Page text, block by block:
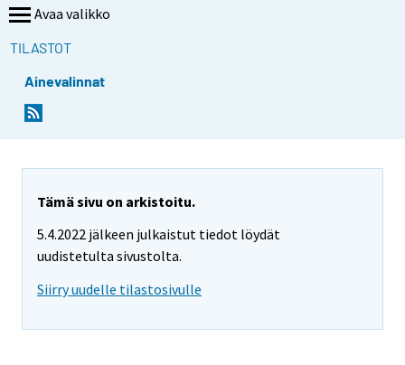
Avaa valikko
TILASTOT
Ainevalinnat
Tämä sivu on arkistoitu.
5.4.2022 jälkeen julkaistut tiedot löydät
uudistetulta sivustolta.
Siirry uudelle tilastosivulle